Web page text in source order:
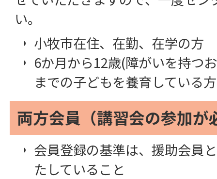
い。
小牧市在住、在勤、在学の方
6か月から12歳(障がいを持つ
までの子どもを養育している方
両方会員（講習会の参加が
会員登録の基準は、援助会員
たしていること